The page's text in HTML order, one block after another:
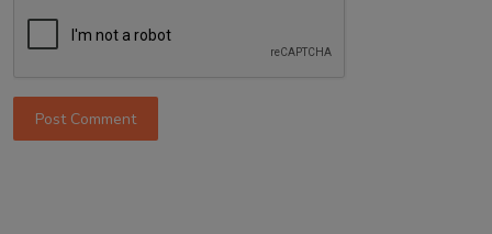
Post Comment